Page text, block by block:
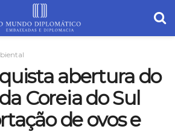
abertura do
Coreia do Sul
de ovos e